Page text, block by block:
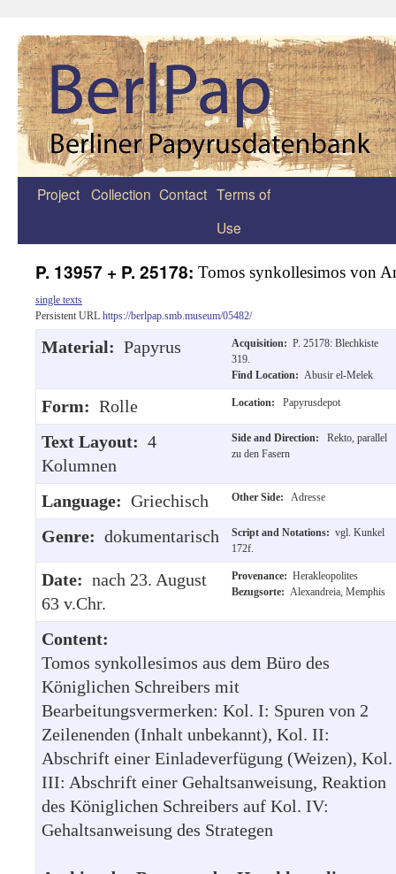
Zum
Project Collection Contact Terms of
Use
P. 13957 + P. 25178: Tomos synkollesimos von
single texts
Persistent URL https://berlpap.smb.museum/05482/
Material: Papyrus Acquisition: P. 25178: Blechkiste
319.
Find Location: Abusir el-Melek
Form: Rolle Location: Papyrusdepot
Text Layout: 4
Kolumnen
Side and Direction:
Rekto, parallel
zu den Fasern
Language: Griechisch Other Side: Adresse
Genre: dokumentarisch Script and Notations: vgl. Kunkel
172f.
Date: nach 23. August
63 v.Chr.
Provenance: Herakleopolites
Bezugsorte: Alexandreia, Memphis
Content:
Tomos synkollesimos aus dem Büro des
Königlichen Schreibers mit
Bearbeitungsvermerken: Kol. I: Spuren von 2
Zeilenenden (Inhalt unbekannt), Kol. II:
Abschrift einer Einladeverfügung (Weizen), Kol.
III: Abschrift einer Gehaltsanweisung, Reaktion
des Königlichen Schreibers auf Kol. IV:
Gehaltsanweisung des Strategen